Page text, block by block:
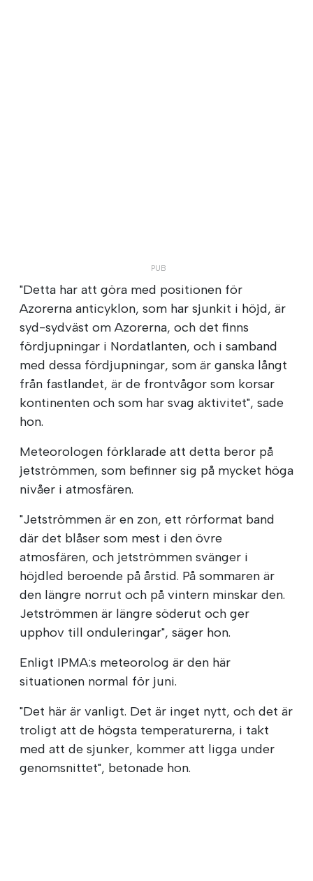
"Detta har att göra med positionen för
Azorerna anticyklon, som har sjunkit i höjd, är
syd-sydväst om Azorerna, och det finns
fördjupningar i Nordatlanten, och i samband
med dessa fördjupningar, som är ganska långt
från fastlandet, är de frontvågor som korsar
kontinenten och som har svag aktivitet", sade
hon.
Meteorologen förklarade att detta beror på
jetströmmen, som befinner sig på mycket höga
nivåer i atmosfären.
"Jetströmmen är en zon, ett rörformat band
där det blåser som mest i den övre
atmosfären, och jetströmmen svänger i
höjdled beroende på årstid. På sommaren är
den längre norrut och på vintern minskar den.
Jetströmmen är längre söderut och ger
upphov till onduleringar", säger hon.
Enligt IPMA:s meteorolog är den här
situationen normal för juni.
"Det här är vanligt. Det är inget nytt, och det är
troligt att de högsta temperaturerna, i takt
med att de sjunker, kommer att ligga under
genomsnittet", betonade hon.